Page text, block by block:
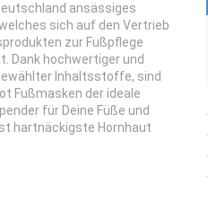
ansässiges
sich auf den Vertrieb
zur Fußpflege
Dank hochwertiger und
Inhaltsstoffe, sind
Fußmasken der ideale
für Deine Füße und
hartnäckigste Hornhaut